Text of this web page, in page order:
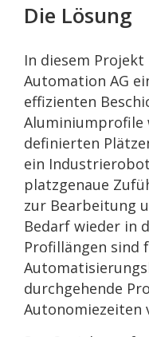
Die Lösung
In diesem
Automation AG
effizienten
Aluminiumprofile
definierten
ein
platzgenaue
zur Bearbeitung
Bedarf wieder in
Profillängen sind
durchgehende
Autonomiezeiten